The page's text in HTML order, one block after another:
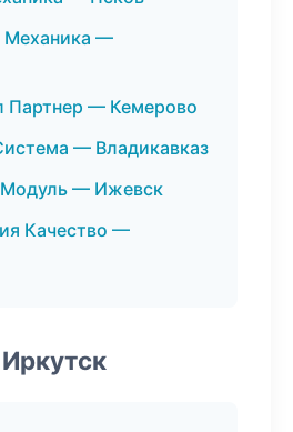
Механика —
Партнер — Кемерово
— Владикавказ
— Ижевск
Качество —